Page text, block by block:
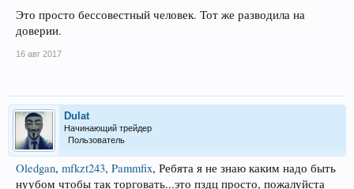
Это просто бессовестный человек. Тот же разводила на
доверии.
16 авг 2017
Dulat
Начинающий трейдер
Пользователь
Oledgan, mfkzt243, Pammfix, Ребята я не знаю каким надо быть
нуубом чтобы так торговать...это пздц просто, пожалуйста